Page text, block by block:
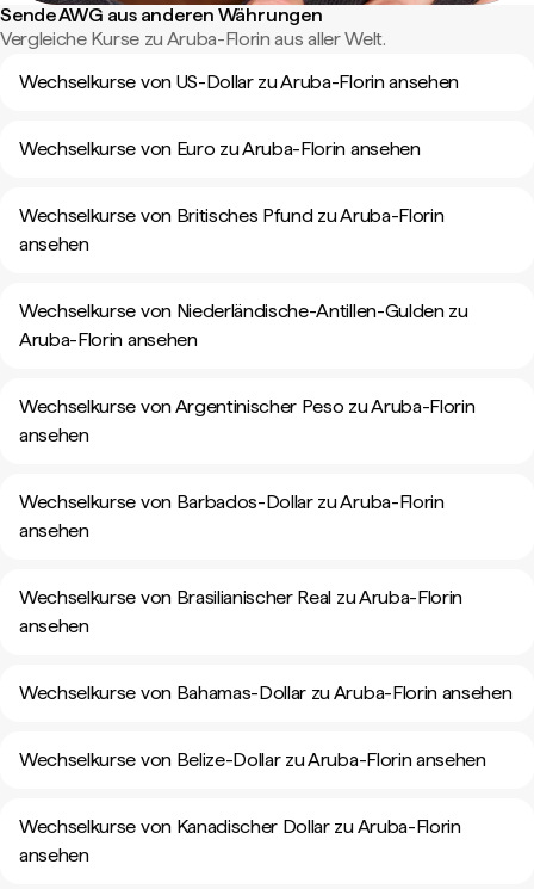
Sende AWG aus anderen Währungen
Vergleiche Kurse zu Aruba-Florin aus aller Welt.
Wechselkurse von US-Dollar zu Aruba-Florin ansehen
Wechselkurse von Euro zu Aruba-Florin ansehen
Wechselkurse von Britisches Pfund zu Aruba-Florin
ansehen
Wechselkurse von Niederländische-Antillen-Gulden zu
Aruba-Florin ansehen
Wechselkurse von Argentinischer Peso zu Aruba-Florin
ansehen
Wechselkurse von Barbados-Dollar zu Aruba-Florin
ansehen
Wechselkurse von Brasilianischer Real zu Aruba-Florin
ansehen
Wechselkurse von Bahamas-Dollar zu Aruba-Florin ansehen
Wechselkurse von Belize-Dollar zu Aruba-Florin ansehen
Wechselkurse von Kanadischer Dollar zu Aruba-Florin
ansehen